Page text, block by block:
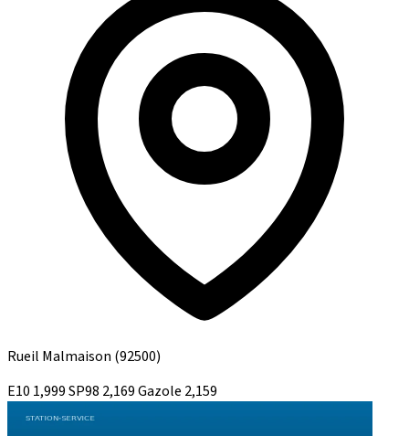
Rueil Malmaison (92500)
E10 1,999SP98 2,169Gazole 2,159